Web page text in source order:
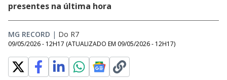
presentes na última hora
MG RECORD | Do R7
09/05/2026 - 12H17 (ATUALIZADO EM 09/05/2026 - 12H17)